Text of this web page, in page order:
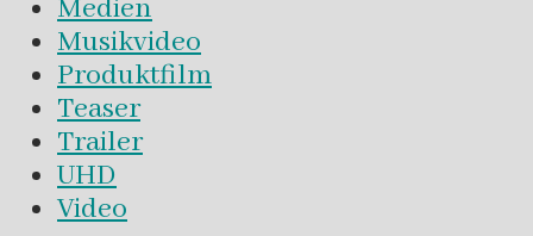
Medien
Musikvideo
Produktfilm
Teaser
Trailer
UHD
Video